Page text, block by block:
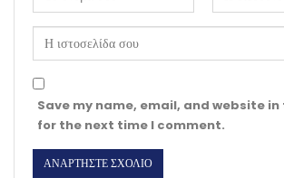
Save my name, email, and website
for the next time I comment.